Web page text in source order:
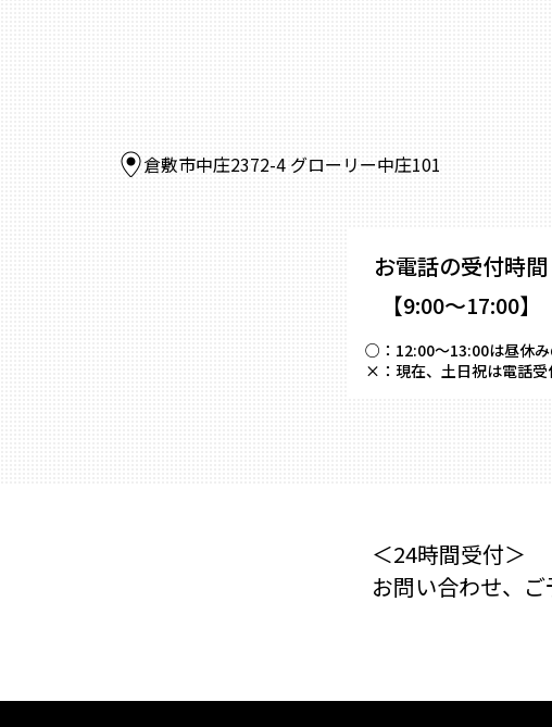
倉敷市中庄2372-4 グローリー中庄101
お電話の受付時間
【9:00～17:00】
○： 12:00～13:00は昼休
×： 現在、土日祝は電話受
＜24時間受付＞
お問い合わせ、